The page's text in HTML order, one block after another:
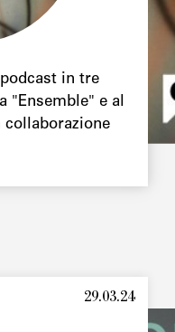
in tre
"Ensemble" e al
29.03.24